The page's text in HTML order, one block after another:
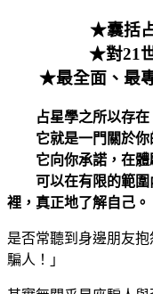
★囊括
★對21
★最全面、最
占星學之所以存在
它就是一門關於你
它向你承諾，在體
可以在有限的範圍
裡，真正地了解自己。
是否常聽到身邊朋友
騙人！」